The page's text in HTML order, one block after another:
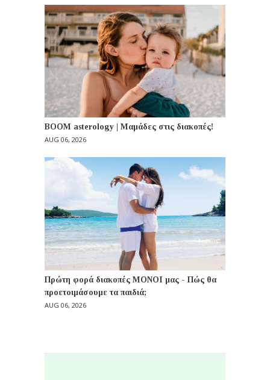
BOOM asterology | Μαμάδες στις διακοπές!
AUG 06, 2026
Πρώτη φορά διακοπές ΜΟΝΟΙ μας - Πώς θα
προετοιμάσουμε τα παιδιά;
AUG 06, 2026